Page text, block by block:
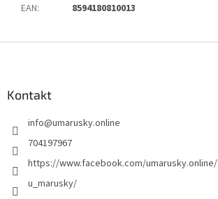
EAN: 8594180810013
Kontakt
info@umarusky.online
704197967
https://www.facebook.com/umarusky.online/
u_marusky/